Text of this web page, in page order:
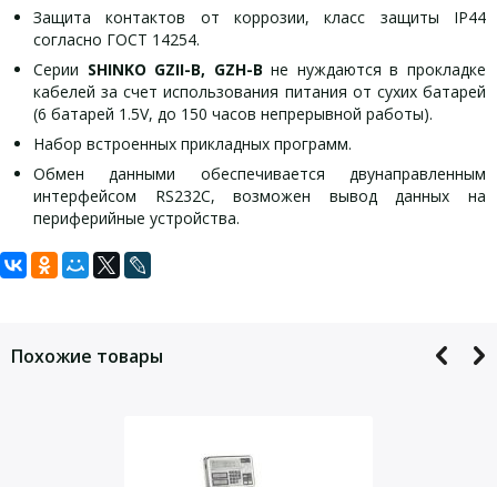
Защита контактов от коррозии, класс защиты IP44
согласно ГОСТ 14254.
Серии SHINKO GZII-В, GZH-В не нуждаются в прокладке
кабелей за счет использования питания от сухих батарей
(6 батарей 1.5V, до 150 часов непрерывной работы).
Набор встроенных прикладных программ.
Обмен данными обеспечивается двунаправленным
интерфейсом RS232C, возможен вывод данных на
периферийные устройства.
Технические и метрологические характеристики
Параметр
Дополнительные опции взрывобезопасных
GZ-R4 — интерфейс RS-422A (разъем DSUB 25P).
Задать вопрос
Похожие товары